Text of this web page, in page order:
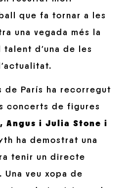
que fa tornar a les
una vegada més la
d’una de les
de París ha recorregut
concerts de figures
Angus i Julia Stone i
ha demostrat una
tenir un directe
veu xopa de